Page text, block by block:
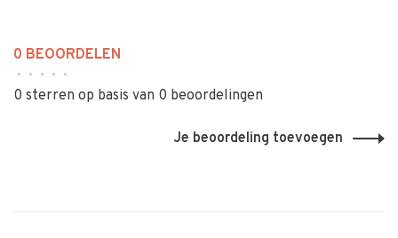
0 BEOORDELEN
• • • • •
0 sterren op basis van 0 beoordelingen
Je beoordeling toevoegen